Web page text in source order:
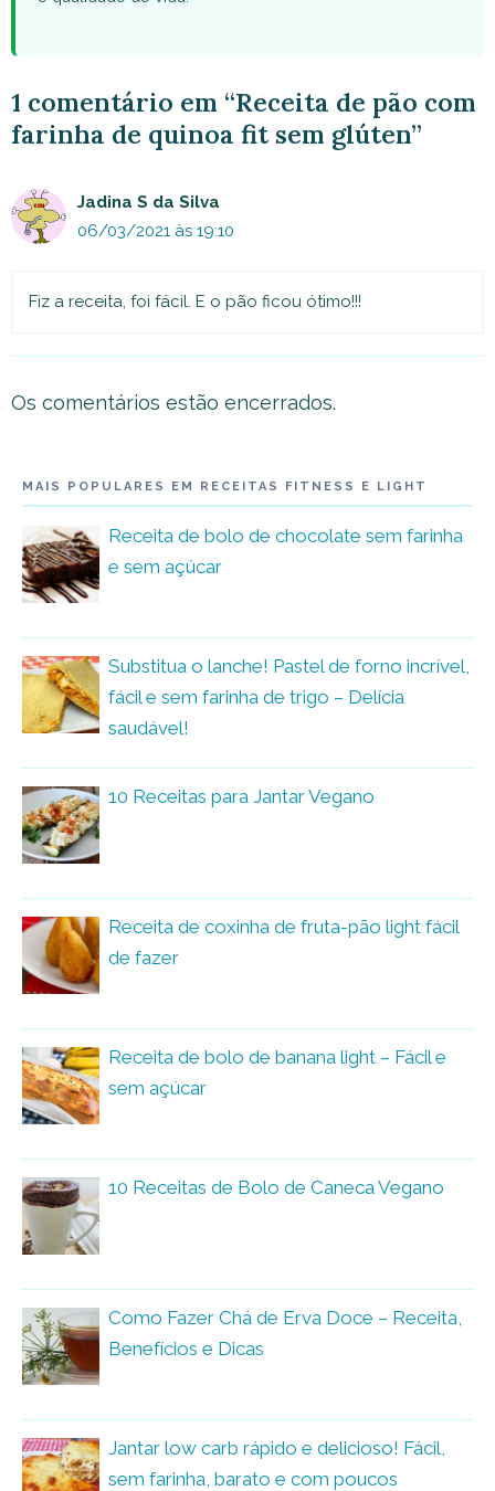
1 comentário em “Receita de pão com
farinha de quinoa fit sem glúten”
Jadina S da Silva
06/03/2021 às 19:10
Fiz a receita, foi fácil. E o pão ficou ótimo!!!
Os comentários estão encerrados.
MAIS POPULARES EM RECEITAS FITNESS E LIGHT
Receita de bolo de chocolate sem farinha
e sem açúcar
Substitua o lanche! Pastel de forno incrível,
fácil e sem farinha de trigo – Delícia
saudável!
10 Receitas para Jantar Vegano
Receita de coxinha de fruta-pão light fácil
de fazer
Receita de bolo de banana light – Fácil e
sem açúcar
10 Receitas de Bolo de Caneca Vegano
Como Fazer Chá de Erva Doce – Receita,
Benefícios e Dicas
Jantar low carb rápido e delicioso! Fácil,
sem farinha, barato e com poucos